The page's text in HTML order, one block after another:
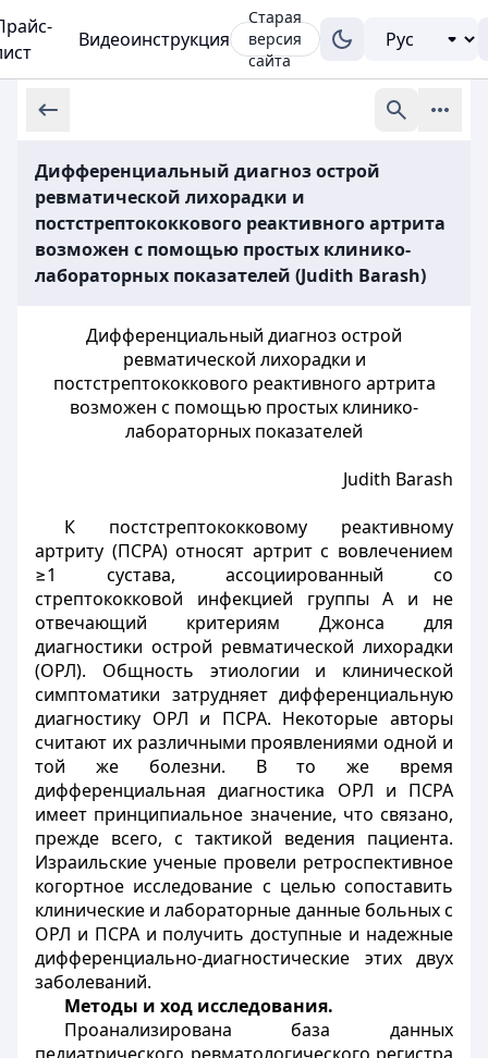
Видеоинструкция
Старая
версия
сайта
Дифференциальный диагноз острой
ревматической лихорадки и
постстрептококкового реактивного артрита
возможен с помощью простых клинико-
лабораторных показателей (Judith Barash)
Дифференциальный диагноз острой
ревматической лихорадки и
постстрептококкового реактивного артрита
возможен с помощью простых клинико-
лабораторных показателей
Judith Barash
К постстрептококковому реактивному
артриту (ПСРА) относят артрит с вовлечением
≥1 сустава, ассоциированный со
стрептококковой инфекцией группы А и не
отвечающий критериям Джонса для
диагностики острой ревматической лихорадки
(ОРЛ). Общность этиологии и клинической
симптоматики затрудняет дифференциальную
диагностику ОРЛ и ПСРА. Некоторые авторы
считают их различными проявлениями одной и
той же болезни. В то же время
дифференциальная диагностика ОРЛ и ПСРА
имеет принципиальное значение, что связано,
прежде всего, с тактикой ведения пациента.
Израильские ученые провели ретроспективное
когортное исследование с целью сопоставить
клинические и лабораторные данные больных с
ОРЛ и ПСРА и получить доступные и надежные
дифференциально-диагностические этих двух
заболеваний.
Методы и ход исследования.
Проанализирована база данных